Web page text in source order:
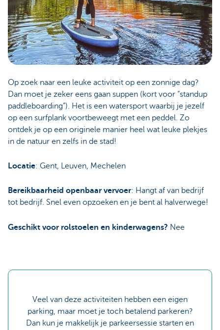
Op zoek naar een leuke activiteit op een zonnige dag?
Dan moet je zeker eens gaan suppen (kort voor “standup
paddleboarding”). Het is een watersport waarbij je jezelf
op een surfplank voortbeweegt met een peddel. Zo
ontdek je op een originele manier heel wat leuke plekjes
in de natuur en zelfs in de stad!
Locatie: Gent, Leuven, Mechelen
Bereikbaarheid openbaar vervoer: Hangt af van bedrijf
tot bedrijf. Snel even opzoeken en je bent al halverwege!
Geschikt voor rolstoelen en kinderwagens? Nee
Veel van deze activiteiten hebben een eigen
parking, maar moet je toch betalend parkeren?
Dan kun je makkelijk je parkeersessie starten en